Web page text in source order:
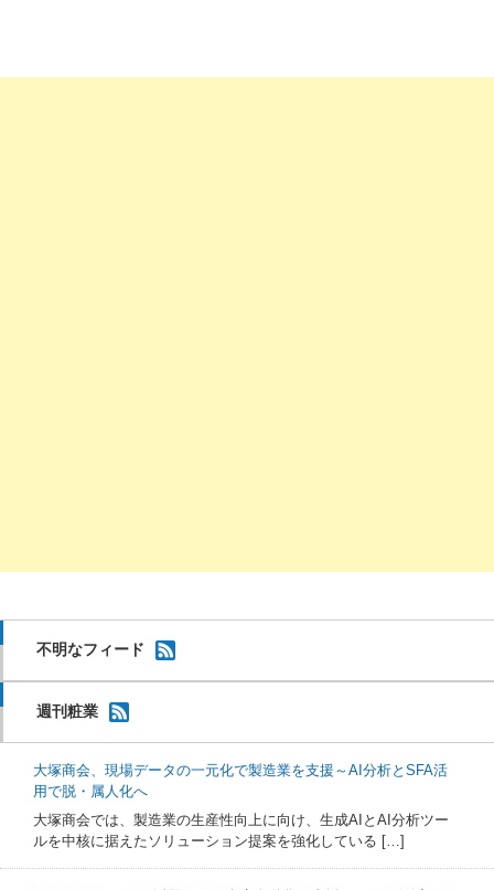
不明なフィード
週刊粧業
大塚商会、現場データの一元化で製造業を支援～AI分析とSFA活
用で脱・属人化へ
大塚商会では、製造業の生産性向上に向け、生成AIとAI分析ツー
ルを中核に据えたソリューション提案を強化している […]